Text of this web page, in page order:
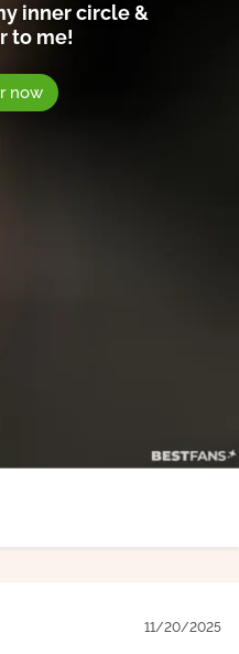
inner circle &
to me!
now
11/20/2025